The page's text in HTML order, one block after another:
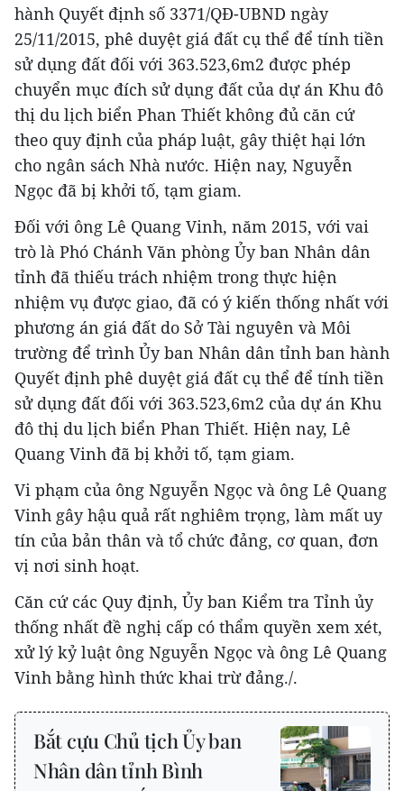
hành Quyết định số 3371/QĐ-UBND ngày
25/11/2015, phê duyệt giá đất cụ thể để tính tiền
sử dụng đất đối với 363.523,6m2 được phép
chuyển mục đích sử dụng đất của dự án Khu đô
thị du lịch biển Phan Thiết không đủ căn cứ
theo quy định của pháp luật, gây thiệt hại lớn
cho ngân sách Nhà nước. Hiện nay, Nguyễn
Ngọc đã bị khởi tố, tạm giam.
Đối với ông Lê Quang Vinh, năm 2015, với vai
trò là Phó Chánh Văn phòng Ủy ban Nhân dân
tỉnh đã thiếu trách nhiệm trong thực hiện
nhiệm vụ được giao, đã có ý kiến thống nhất với
phương án giá đất do Sở Tài nguyên và Môi
trường để trình Ủy ban Nhân dân tỉnh ban hành
Quyết định phê duyệt giá đất cụ thể để tính tiền
sử dụng đất đối với 363.523,6m2 của dự án Khu
đô thị du lịch biển Phan Thiết. Hiện nay, Lê
Quang Vinh đã bị khởi tố, tạm giam.
Vi phạm của ông Nguyễn Ngọc và ông Lê Quang
Vinh gây hậu quả rất nghiêm trọng, làm mất uy
tín của bản thân và tổ chức đảng, cơ quan, đơn
vị nơi sinh hoạt.
Căn cứ các Quy định, Ủy ban Kiểm tra Tỉnh ủy
thống nhất đề nghị cấp có thẩm quyền xem xét,
xử lý kỷ luật ông Nguyễn Ngọc và ông Lê Quang
Vinh bằng hình thức khai trừ đảng./.
Bắt cựu Chủ tịch Ủy ban
Nhân dân tỉnh Bình